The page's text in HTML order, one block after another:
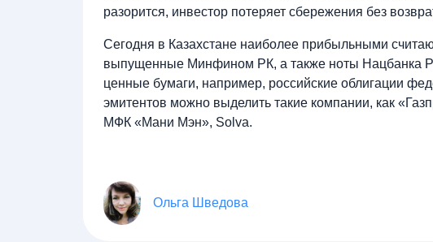
разорится, инвестор потеряет сбережения без
Сегодня в Казахстане наиболее прибыльными
выпущенные Минфином РК, а также ноты Нацбанка
ценные бумаги, например, российские облигации
эмитентов можно выделить такие компании, как
МФК «Мани Мэн», Solva.
Ольга Шведова